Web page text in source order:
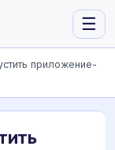
☰
приложение-